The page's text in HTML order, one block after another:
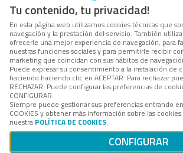
Tu contenido, tu privacidad!
En esta página web utilizamos cookies técnicas que
navegación y la prestación del servicio. También
ofrecerle una mejor experiencia de navegación, para
nuestras funciones sociales y para permitirle recibir
marketing que coincidan con sus hábitos de
Puede expresar su consentimiento a la instalación de
haciendo haciendo clic en ACEPTAR. Para rechazar
RECHAZAR. Puede configurar las preferencias de
CONFIGURAR.
Siempre puede gestionar sus preferencias entrando
COOKIES y obtener más información sobre las
nuestra POLÍTICA DE COOKIES.
CONFIGURAR